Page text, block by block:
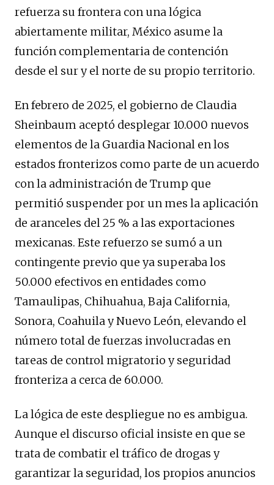
refuerza su frontera con una lógica
abiertamente militar, México asume la
función complementaria de contención
desde el sur y el norte de su propio territorio.
En febrero de 2025, el gobierno de Claudia
Sheinbaum aceptó desplegar 10.000 nuevos
elementos de la Guardia Nacional en los
estados fronterizos como parte de un acuerdo
con la administración de Trump que
permitió suspender por un mes la aplicación
de aranceles del 25 % a las exportaciones
mexicanas. Este refuerzo se sumó a un
contingente previo que ya superaba los
50.000 efectivos en entidades como
Tamaulipas, Chihuahua, Baja California,
Sonora, Coahuila y Nuevo León, elevando el
número total de fuerzas involucradas en
tareas de control migratorio y seguridad
fronteriza a cerca de 60.000.
La lógica de este despliegue no es ambigua.
Aunque el discurso oficial insiste en que se
trata de combatir el tráfico de drogas y
garantizar la seguridad, los propios anuncios